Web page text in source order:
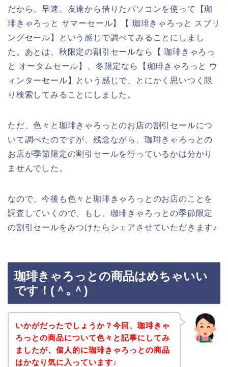
だから、早速、友達から借りたパソコンを使って【珈
琲きゃろっと サマーセール】【 珈琲きゃろっと スプリ
ングセール】という感じで調べてみることにしまし
た。あとは、秋限定の割引セールなら【 珈琲きゃろっ
と オータムセール】、冬限定なら【珈琲きゃろっと ウ
ィンターセール】という感じで、とにかく思いつく限
り検索してみることにしました。
ただ、色々と珈琲きゃろっとのお店の割引セールにつ
いて調べたのですが、残念ながら、珈琲きゃろっとの
お店が季節限定の割引セールを行っているかは分かり
ませんでした。
なので、今後も色々と珈琲きゃろっとのお店のことを
調査していくので、もし、珈琲きゃろっとの季節限定
の割引セールをみつけたらシェアさせていただきます♪
珈琲きゃろっとの商品はめちゃいい
です！(＾｡＾)
いかがだったでしょうか？今回、珈琲きゃ
ろっとの商品について色々と記事にしてみ
ましたが、個人的に珈琲きゃろっとの商品
はかなり気に入っています♪